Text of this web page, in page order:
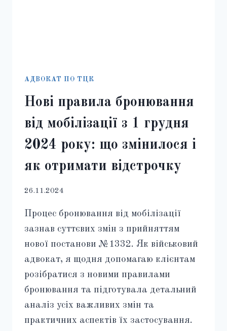
АДВОКАТ ПО ТЦК
Нові правила бронювання
від мобілізації з 1 грудня
2024 року: що змінилося і
як отримати відстрочку
26.11.2024
Процес бронювання від мобілізації
зазнав суттєвих змін з прийняттям
нової постанови №1332. Як військовий
адвокат, я щодня допомагаю клієнтам
розібратися з новими правилами
бронювання та підготувала детальний
аналіз усіх важливих змін та
практичних аспектів їх застосування.